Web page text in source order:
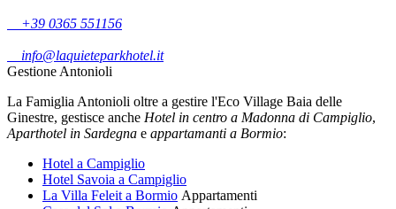
+39 0365 551156
info@laquieteparkhotel.it
Gestione Antonioli
La Famiglia Antonioli oltre a gestire l'Eco Village Baia delle
Ginestre, gestisce anche Hotel in centro a Madonna di Campiglio,
Aparthotel in Sardegna e appartamanti a Bormio:
Hotel a Campiglio
Hotel Savoia a Campiglio
La Villa Feleit a Bormio Appartamenti